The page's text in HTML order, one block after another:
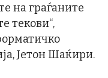
на граѓаните
текови“,
Јетон Шаќири.